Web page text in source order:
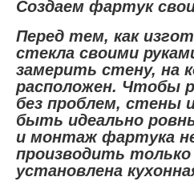
Создаем фартук
Перед тем, как
стекла своими
замерить стену, на
расположен. Чтобы
без проблем, стены
быть идеально
и монтаж фартука
производить только
установлена